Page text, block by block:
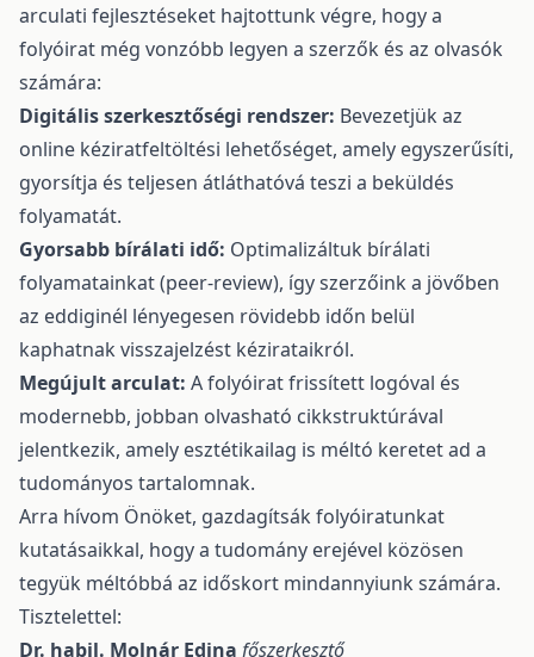
arculati fejlesztéseket hajtottunk végre, hogy a
folyóirat még vonzóbb legyen a szerzők és az olvasók
számára:
Digitális szerkesztőségi rendszer: Bevezetjük az
online kéziratfeltöltési lehetőséget, amely egyszerűsíti,
gyorsítja és teljesen átláthatóvá teszi a beküldés
folyamatát.
Gyorsabb bírálati idő: Optimalizáltuk bírálati
folyamatainkat (peer-review), így szerzőink a jövőben
az eddiginél lényegesen rövidebb időn belül
kaphatnak visszajelzést kézirataikról.
Megújult arculat: A folyóirat frissített logóval és
modernebb, jobban olvasható cikkstruktúrával
jelentkezik, amely esztétikailag is méltó keretet ad a
tudományos tartalomnak.
Arra hívom Önöket, gazdagítsák folyóiratunkat
kutatásaikkal, hogy a tudomány erejével közösen
tegyük méltóbbá az időskort mindannyiunk számára.
Tisztelettel:
Dr. habil. Molnár Edina főszerkesztő